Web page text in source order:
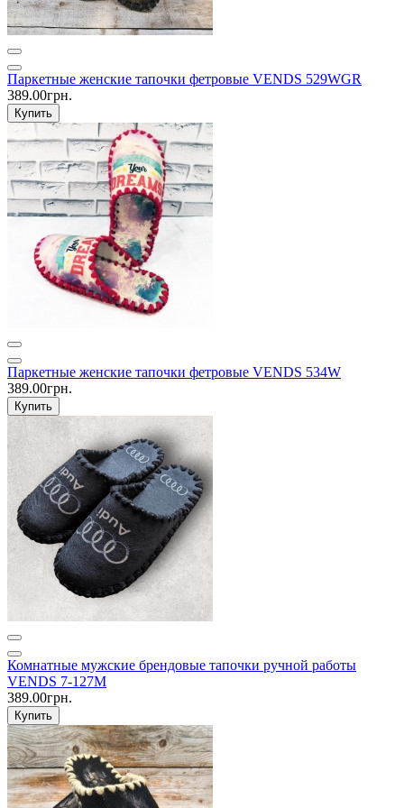
Паркетные женские тапочки фетровые VENDS 529WGR
389.00грн.
Купить
Паркетные женские тапочки фетровые VENDS 534W
389.00грн.
Купить
Комнатные мужские брендовые тапочки ручной работы
VENDS 7-127M
389.00грн.
Купить